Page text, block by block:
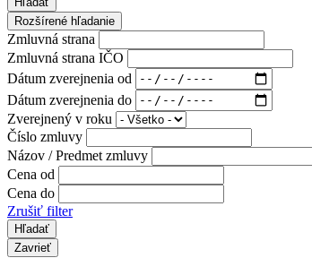
Rozšírené hľadanie
Zmluvná strana
Zmluvná strana IČO
Dátum zverejnenia od
Dátum zverejnenia do
Zverejnený v roku
Číslo zmluvy
Názov / Predmet zmluvy
Cena od
Cena do
Zrušiť filter
Zavrieť